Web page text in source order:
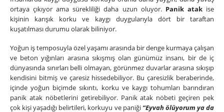
ortaya çıkıyor ama sürekliliği daha uzun oluyor. Panik atakise
kişinin karışık korku ve kaygı duygularıyla dört bir taraftan
kuşatılması durumu olarak biliniyor.
Yoğun iş temposuyla özel yaşamı arasında bir denge kurmaya çalışan
ve beton yığınları arasına sıkışmış olan günümüz insanı, bir de iç
dünyasında sınırları belli olmayan, görünmez duvarlar arasına sıkışıp
kendisini bitmiş ve çaresiz hissedebiliyor. Bu çaresizlik beraberinde,
içinde yoğun biçimde sıkıntı, korku ve kaygı tohumları barındıran
panik atak nöbetlerini getirebiliyor. Panik atak nöbeti geçiren pek
çok kişi yaşadığı belirtileri, korkuyu ve paniği “Eyvah ölüyorum ya da